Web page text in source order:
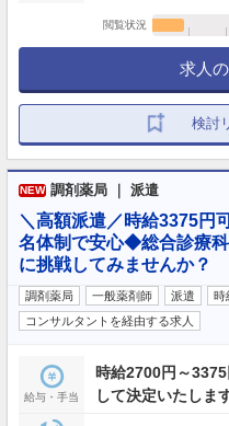
閲覧状況
求人
検討
NEW 調剤薬局 ｜ 派遣
＼高額派遣／時給3375円
名体制で安心◆総合診療
に挑戦してみませんか？
調剤薬局 一般薬剤師 派遣 時
コンサルタントを経由する求人
給与・手当
時給2700円～
して決定いたしま